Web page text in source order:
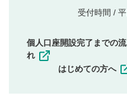
他者の権利（商標
同一内容の多重投稿
その他当社が不適
一度投稿した評価および
受付時間 /
個人口座開設完了までの流
れ
はじめての方へ